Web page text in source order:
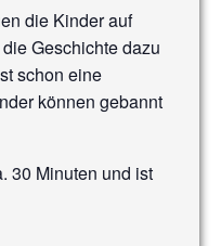
die Kinder auf
Geschichte dazu
schon eine
können gebannt
30 Minuten und ist